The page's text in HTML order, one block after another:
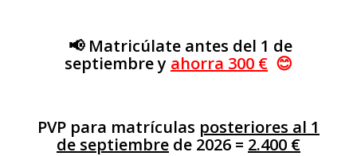
📢 Matricúlate antes del 1 de
septiembre y ahorra 300 € 😊
PVP para matrículas posteriores al 1
de septiembrede 2026 = 2.400 €